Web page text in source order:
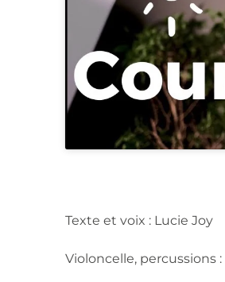
Texte et voix : Lucie Joy
Violoncelle, percussions :